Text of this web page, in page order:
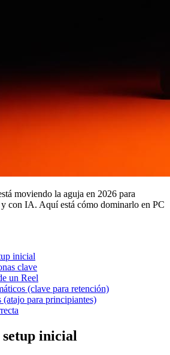
moviendo la aguja en 2026 para
con IA. Aquí está cómo dominarlo en PC
inicial
clave
un Reel
(clave para retención)
(atajo para principiantes)
inicial